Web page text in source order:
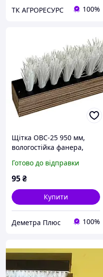
ТК АГРОРЕСУРС 100%
Щітка ОВС-25 950 мм,
вологостійка фанера,
планка, зернопланка) |
2Г-04-25-30-920
Готово до відправки
95₴
Купити
Деметра Плюс 100%